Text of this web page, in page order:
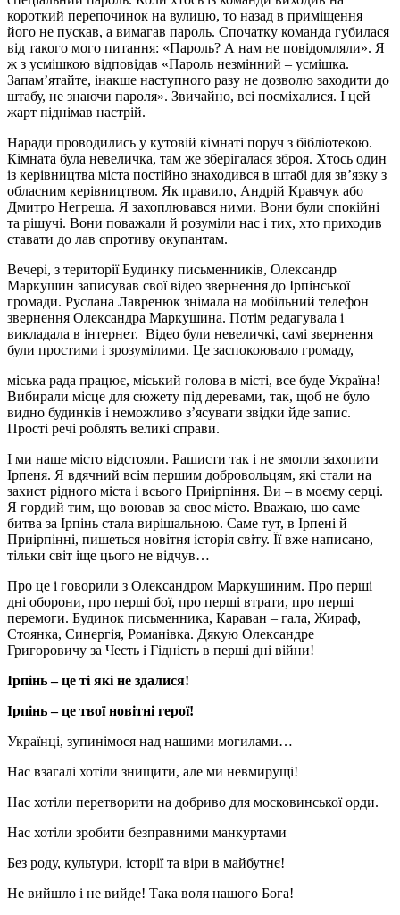
короткий перепочинок на вулицю, то назад в приміщення
його не пускав, а вимагав пароль. Спочатку команда губилася
від такого мого питання: «Пароль? А нам не повідомляли». Я
ж з усмішкою відповідав «Пароль незмінний – усмішка.
Запам’ятайте, інакше наступного разу не дозволю заходити до
штабу, не знаючи пароля». Звичайно, всі посміхалися. І цей
жарт піднімав настрій.
Наради проводились у кутовій кімнаті поруч з бібліотекою.
Кімната була невеличка, там же зберігалася зброя. Хтось один
із керівництва міста постійно знаходився в штабі для зв’язку з
обласним керівництвом. Як правило, Андрій Кравчук або
Дмитро Негреша. Я захоплювався ними. Вони були спокійні
та рішучі. Вони поважали й розуміли нас і тих, хто приходив
ставати до лав спротиву окупантам.
Вечері, з території Будинку письменників, Олександр
Маркушин записував свої відео звернення до Ірпінської
громади. Руслана Лавренюк знімала на мобільний телефон
звернення Олександра Маркушина. Потім редагувала і
викладала в інтернет. Відео були невеличкі, самі звернення
були простими і зрозумілими. Це заспокоювало громаду,
міська рада працює, міський голова в місті, все буде Україна!
Вибирали місце для сюжету під деревами, так, щоб не було
видно будинків і неможливо з’ясувати звідки йде запис.
Прості речі роблять великі справи.
І ми наше місто відстояли. Рашисти так і не змогли захопити
Ірпеня. Я вдячний всім першим добровольцям, які стали на
захист рідного міста і всього Приірпіння. Ви – в моєму серці.
Я гордий тим, що воював за своє місто. Вважаю, що саме
битва за Ірпінь стала вирішальною. Саме тут, в Ірпені й
Приірпінні, пишеться новітня історія світу. Її вже написано,
тільки світ іще цього не відчув…
Про це і говорили з Олександром Маркушиним. Про перші
дні оборони, про перші бої, про перші втрати, про перші
перемоги. Будинок письменника, Караван – гала, Жираф,
Стоянка, Синергія, Романівка. Дякую Олександре
Григоровичу за Честь і Гідність в перші дні війни!
Ірпінь – це ті які не здалися!
Ірпінь – це твої новітні герої!
Українці, зупинімося над нашими могилами…
Нас взагалі хотіли знищити, але ми невмирущі!
Нас хотіли перетворити на добриво для московинської орди.
Нас хотіли зробити безправними манкуртами
Без роду, культури, історії та віри в майбутнє!
Не вийшло і не вийде! Така воля нашого Бога!